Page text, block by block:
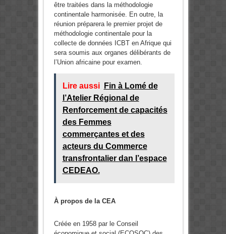
être traitées dans la méthodologie
continentale harmonisée. En outre, la
réunion préparera le premier projet de
méthodologie continentale pour la
collecte de données ICBT en Afrique qui
sera soumis aux organes délibérants de
l’Union africaine pour examen.
Lire aussi
Fin à Lomé de
l’Atelier Régional de
Renforcement de capacités
des Femmes
commerçantes et des
acteurs du Commerce
transfrontalier dan l’espace
CEDEAO.
À propos de la CEA
Créée en 1958 par le Conseil